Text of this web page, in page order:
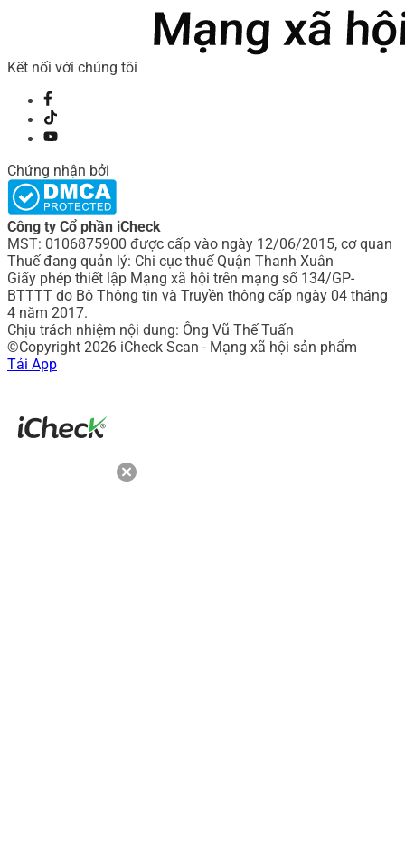
Kết nối với chúng tôi
Chứng nhận bởi
Công ty Cổ phần iCheck
MST: 0106875900 được cấp vào ngày 12/06/2015, cơ quan
Thuế đang quản lý: Chi cục thuế Quận Thanh Xuân
Giấy phép thiết lập Mạng xã hội trên mạng số 134/GP-
BTTTT do Bô Thông tin và Truyền thông cấp ngày 04 tháng
4 năm 2017.
Chịu trách nhiệm nội dung: Ông Vũ Thế Tuấn
©Copyright 2026 iCheck Scan - Mạng xã hội sản phẩm
Tải App